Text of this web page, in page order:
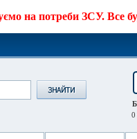
на потреби ЗСУ. Все
0